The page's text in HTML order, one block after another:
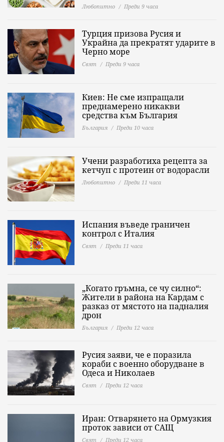
Любопитно Преди 9 часа
Турция призова Русия и
Украйна да прекратят ударите в
Черно море
Свят Преди 9 часа
Киев: Не сме изпращали
преднамерено никакви
средства към България
България Преди 10 часа
Учени разработиха рецепта за
кетчуп с протеин от водорасли
Любопитно Преди 11 часа
Испания въведе граничен
контрол с Италия
Свят Преди 11 часа
„Когато гръмна, се чу силно“:
Жители в района на Кардам с
разказ от мястото на падналия
дрон
България Преди 12 часа
Русия заяви, че е поразила
кораби с военно оборудване в
Одеса и Николаев
Свят Преди 12 часа
Иран: Отварянето на Ормузкия
проток зависи от САЩ
Свят Преди 12 часа